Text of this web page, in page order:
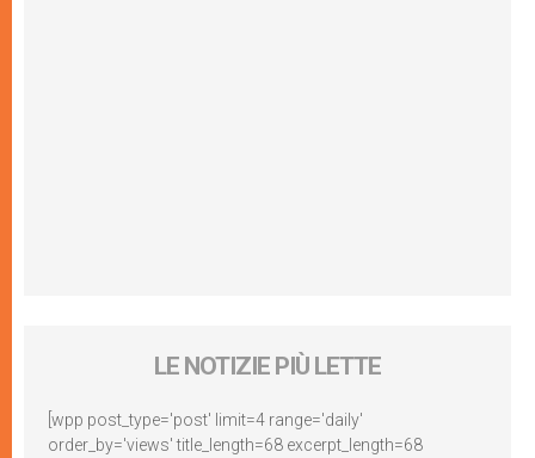
LE NOTIZIE PIÙ LETTE
[wpp post_type='post' limit=4 range='daily'
order_by='views' title_length=68 excerpt_length=68